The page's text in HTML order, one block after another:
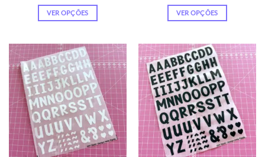
VER OPÇÕES
tem
várias
variantes.
As
opções
podem
ser
escolhidas
na
VER OPÇÕES
tem
várias
variantes.
As
opções
podem
ser
escolhidas
na